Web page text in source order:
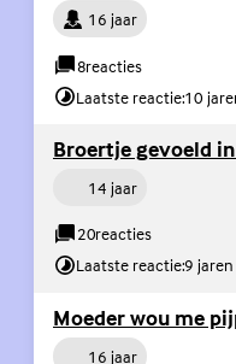
Persoon16 jaar
8reacties
Laatste reactie:10
Broertje gevoeld
Persoon14 jaar
20reacties
Laatste reactie:9
Moeder wou me
Persoon16 jaar